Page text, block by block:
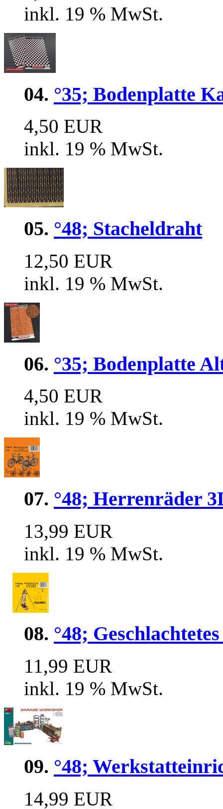
inkl. 19 % MwSt.
04. °35; Bodenplatte
4,50 EUR
inkl. 19 % MwSt.
05. °48; Stacheldraht
12,50 EUR
inkl. 19 % MwSt.
06. °35; Bodenplatte
4,50 EUR
inkl. 19 % MwSt.
07. °48; Herrenräder
13,99 EUR
inkl. 19 % MwSt.
08. °48;
11,99 EUR
inkl. 19 % MwSt.
09. °48;
14,99 EUR